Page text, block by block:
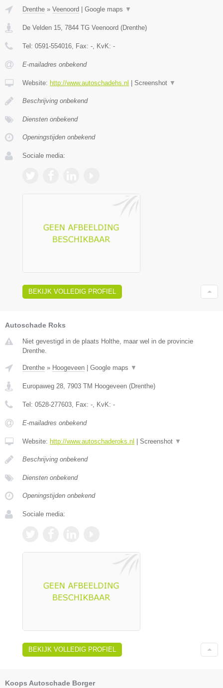
Drenthe » Veenoord Google maps ▼
De Velden 15 7844 TG Veenoord (Drenthe)
Tel: 0591-554016 , Fax: - , KvK: -
E-mailadres onbekend
Website: http://www.autoschadehs.nl Screenshot ▼
Beschrijving onbekend
Diensten onbekend
Openingstijden onbekend
Sociale media:
BEKIJK VOLLEDIG PROFIEL
Autoschade Roks
Niet gevestigd in de plaats Holthe, maar wel in de provincie
Drenthe.
Drenthe » Hoogeveen | Google maps ▼
Europaweg 28 7903 TM Hoogeveen (Drenthe)
Tel: 0528-277603 , Fax: - , KvK: -
E-mailadres onbekend
Website: http://www.autoschaderoks.nl | Screenshot ▼
Beschrijving onbekend
Diensten onbekend
Openingstijden onbekend
Sociale media:
BEKIJK VOLLEDIG PROFIEL
Koops Autoschade Borger